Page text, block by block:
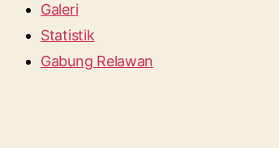
Galeri
Statistik
Gabung Relawan